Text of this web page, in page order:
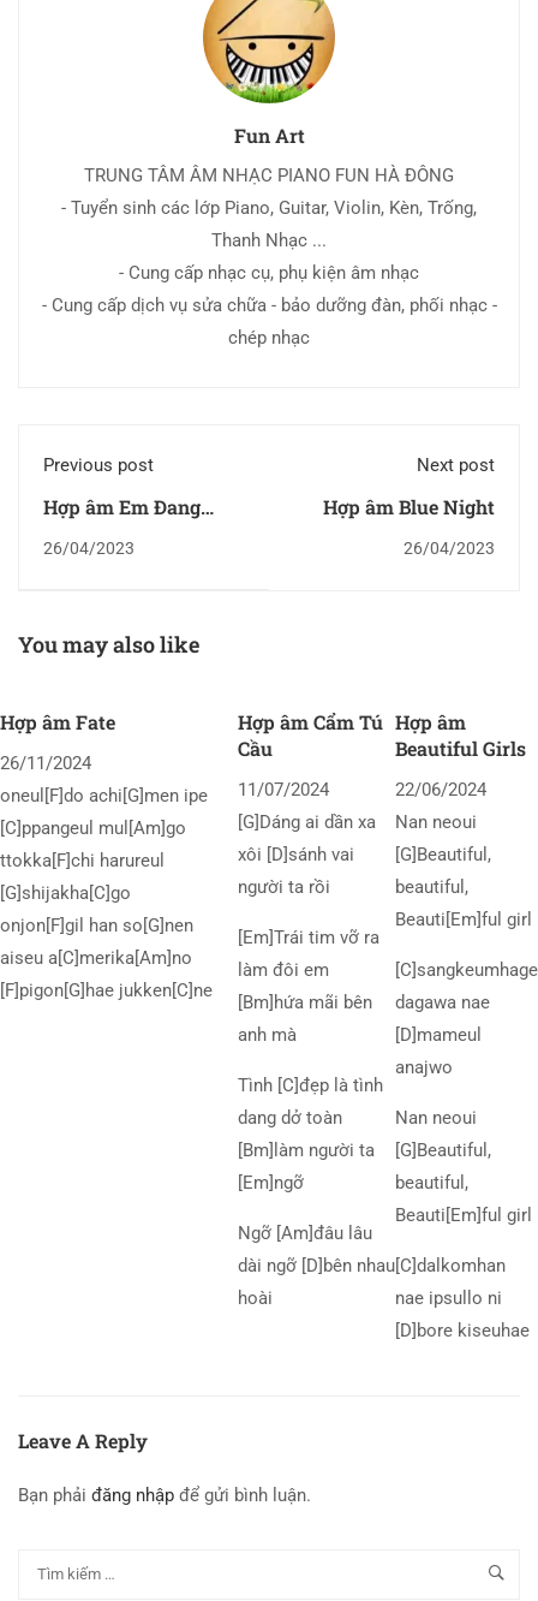
Fun Art
TRUNG TÂM ÂM NHẠC PIANO FUN HÀ ĐÔNG
- Tuyển sinh các lớp Piano, Guitar, Violin, Kèn, Trống,
Thanh Nhạc ...
- Cung cấp nhạc cụ, phụ kiện âm nhạc
- Cung cấp dịch vụ sửa chữa - bảo dưỡng đàn, phối nhạc -
chép nhạc
Previous post
Hợp âm Em Đang
26/04/2023
Next post
Hợp âm Blue Night
26/04/2023
You may also like
Hợp âm Fate
26/11/2024
oneul[F]do achi[G]men ipe
[C]ppangeul mul[Am]go
ttokka[F]chi harureul
[G]shijakha[C]go
onjon[F]gil han so[G]nen
aiseu a[C]merika[Am]no
[F]pigon[G]hae jukken[C]ne
Hợp âm Cẩm Tú
Cầu
11/07/2024
[G]Dáng ai dần xa
xôi [D]sánh vai
người ta rồi
[Em]Trái tim vỡ ra
làm đôi em
[Bm]hứa mãi bên
anh mà
Tình [C]đẹp là tình
dang dở toàn
[Bm]làm người ta
[Em]ngỡ
Ngỡ [Am]đâu lâu
dài ngỡ [D]bên nhau
hoài
Hợp âm
Beautiful Girls
22/06/2024
Nan neoui
[G]Beautiful,
beautiful,
Beauti[Em]ful girl
[C]sangkeumhage
dagawa nae
[D]mameul
anajwo
Nan neoui
[G]Beautiful,
beautiful,
Beauti[Em]ful girl
[C]dalkomhan
nae ipsullo ni
[D]bore kiseuhae
Leave A Reply
Bạn phải đăng nhập để gửi bình luận.